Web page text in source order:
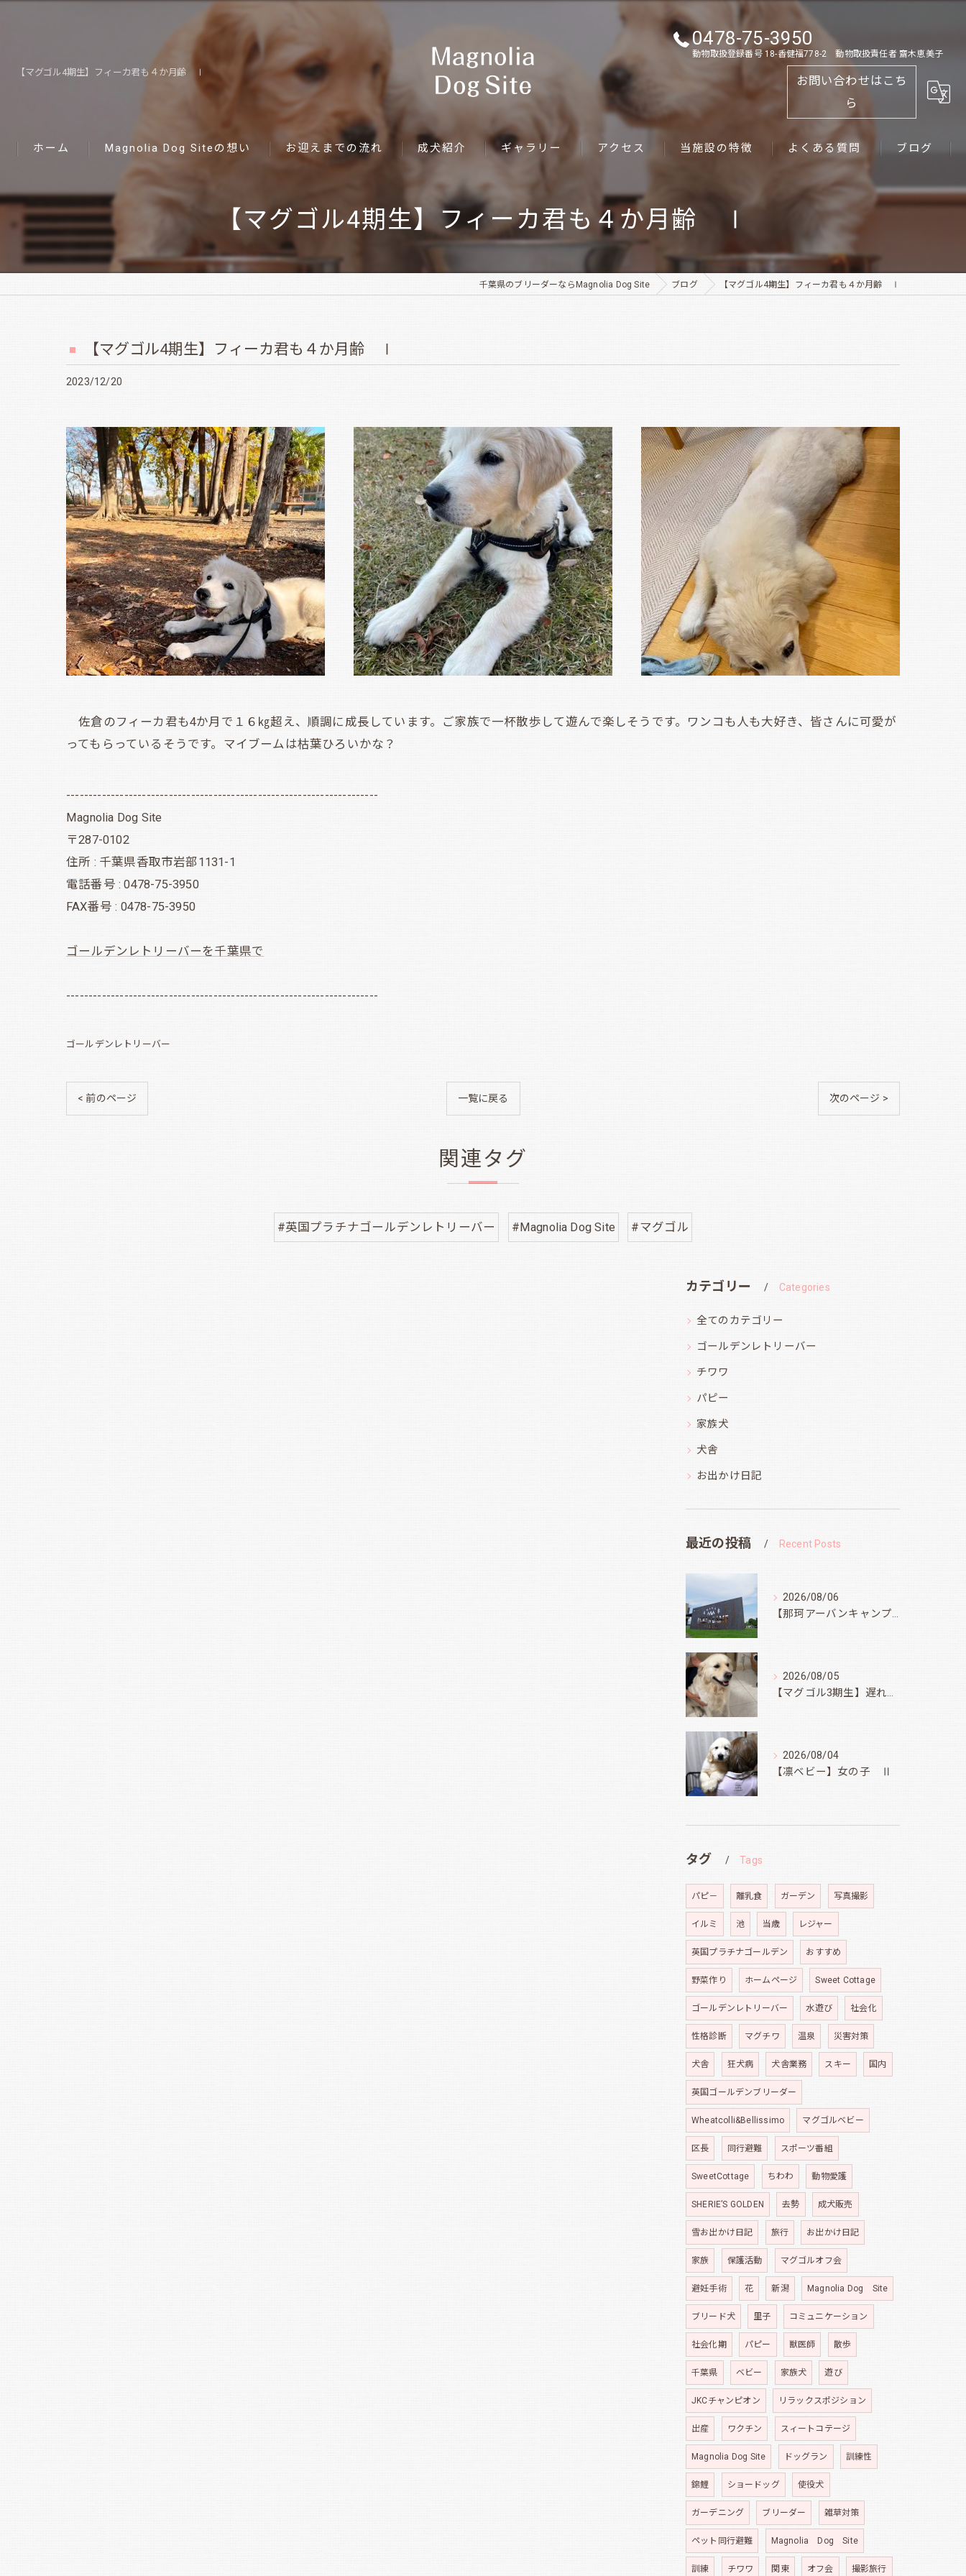
【マグゴル4期生】フィーカ君も４か月齢 Ⅰ
0478-75-3950
動物取扱登録番号 18-香健福778-2 動物取扱責任者 齋木恵美子
お問い合わせはこち
ら
ホーム Magnolia Dog Siteの想い お迎えまでの流れ 成犬紹介 ギャラリー アクセス 当施設の特徴
パピー
犬舎
よくある質問 ブログ
【マグゴル4期生】フィーカ君も４か月齢 Ⅰ
千葉県のブリーダーならMagnolia Dog Site ブログ 【マグゴル4期生】フィーカ君も４か月齢 Ⅰ
【マグゴル4期生】フィーカ君も４か月齢 Ⅰ
2023/12/20
佐倉のフィーカ君も4か月で１６㎏超え、順調に成長しています。ご家族で一杯散歩して遊んで楽しそうです。ワンコも人も大好き、皆さんに可愛が
ってもらっているそうです。マイブームは枯葉ひろいかな？
----------------------------------------------------------------------
Magnolia Dog Site
〒287-0102
住所 : 千葉県香取市岩部1131-1
電話番号 : 0478-75-3950
FAX番号 : 0478-75-3950
ゴールデンレトリーバーを千葉県で
----------------------------------------------------------------------
ゴールデンレトリーバー
< 前のページ 一覧に戻る 次のページ >
関連タグ
#英国プラチナゴールデンレトリーバー #Magnolia Dog Site #マグゴル
カテゴリー Categories
全てのカテゴリー
ゴールデンレトリーバー
チワワ
パピー
家族犬
犬舎
お出かけ日記
最近の投稿 Recent Posts
2026/08/06
【那珂アーバンキャンプフィールド】
2026/08/05
【マグゴル3期生】遅ればせながら
2026/08/04
【凛ベビー】女の子 Ⅱ
タグ Tags
パピ－ 離乳食 ガーデン 写真撮影
イルミ 池 当歳 レジャー
英国プラチナゴールデン おすすめ
野菜作り ホームページ Sweet Cottage
ゴールデンレトリーバー 水遊び 社会化
性格診断 マグチワ 温泉 災害対策
犬舎 狂犬病 犬舎業務 スキー 国内
英国ゴールデンブリーダー
Wheatcolli&Bellissimo マグゴルベビー
区長 同行避難 スポーツ番組
SweetCottage ちわわ 動物愛護
SHERIE’S GOLDEN 去勢 成犬販売
雪お出かけ日記 旅行 お出かけ日記
家族 保護活動 マグゴルオフ会
避妊手術 花 新潟 Magnolia Dog Site
ブリード犬 里子 コミュニケーション
社会化期 パピー 獣医師 散歩
千葉県 ベビー 家族犬 遊び
JKCチャンピオン リラックスポジション
出産 ワクチン スィートコテージ
Magnolia Dog Site ドッグラン 訓練性
錦鯉 ショードッグ 使役犬
ガーデニング ブリーダー 雑草対策
ペット同行避難 Magnolia Dog Site
訓練 チワワ 関東 オフ会 撮影旅行